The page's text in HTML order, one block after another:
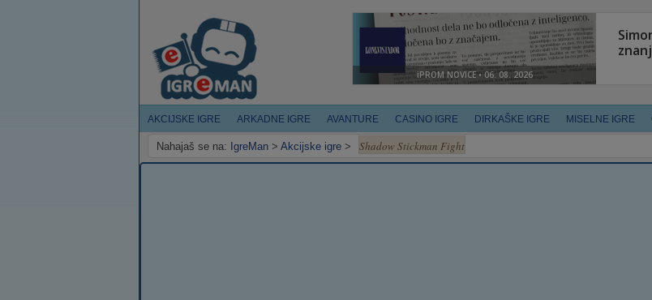
AKCIJSKE IGRE ARKADNE IGRE AVANTURE CASINO IGRE DIRKAŠKE IGRE MISELNE IGRE
Nahajaš se na: IgreMan > Akcijske igre > Shadow Stickman Fight